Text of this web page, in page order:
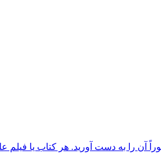
آن را به دست آورید. هر کتاب یا